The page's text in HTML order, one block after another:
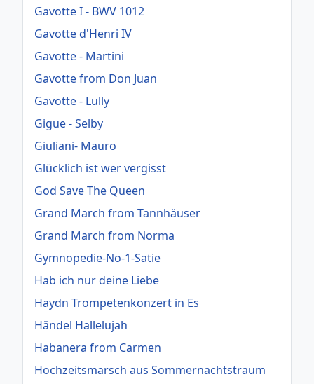
Gavotte I - BWV 1012
Gavotte d'Henri IV
Gavotte - Martini
Gavotte from Don Juan
Gavotte - Lully
Gigue - Selby
Giuliani- Mauro
Glücklich ist wer vergisst
God Save The Queen
Grand March from Tannhäuser
Grand March from Norma
Gymnopedie-No-1-Satie
Hab ich nur deine Liebe
Haydn Trompetenkonzert in Es
Händel Hallelujah
Habanera from Carmen
Hochzeitsmarsch aus Sommernachtstraum